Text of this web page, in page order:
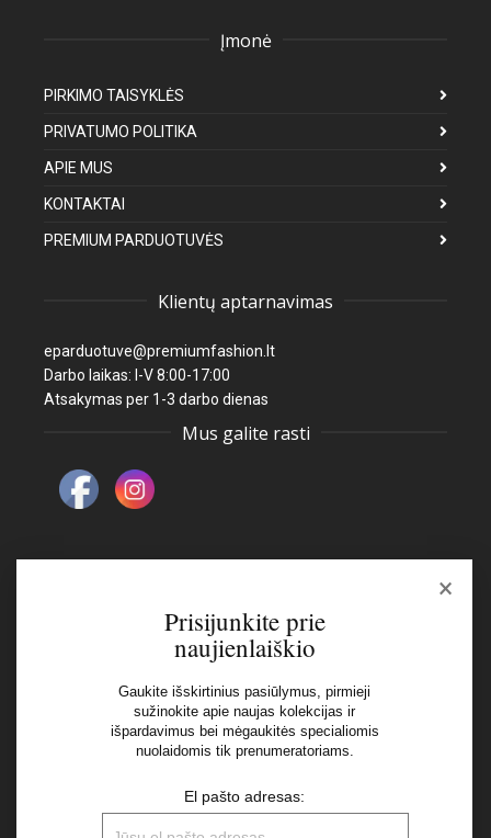
Įmonė
PIRKIMO TAISYKLĖS
PRIVATUMO POLITIKA
APIE MUS
KONTAKTAI
PREMIUM PARDUOTUVĖS
Klientų aptarnavimas
eparduotuve@premiumfashion.lt
Darbo laikas: I-V 8:00-17:00
Atsakymas per 1-3 darbo dienas
Mus galite rasti
Naujienlaiškis
Aš perskaičiau ir sutinku su Privatumo Politikos
×
Prisijunkite prie
naujienlaiškio
Gaukite išskirtinius pasiūlymus, pirmieji
sužinokite apie naujas kolekcijas ir
išpardavimus bei mėgaukitės specialiomis
nuolaidomis tik prenumeratoriams.
El pašto adresas: